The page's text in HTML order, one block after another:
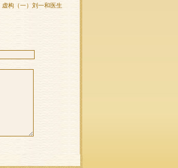
虚构（一）刘一和医生